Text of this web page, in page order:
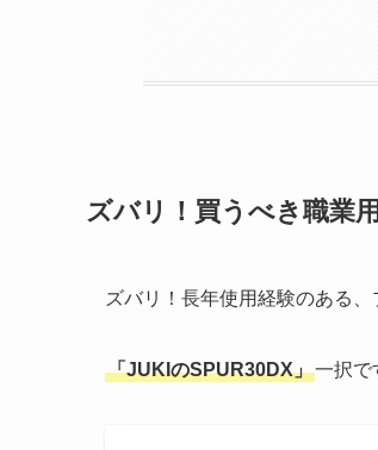
ズバリ！買うべき職業
ズバリ！長年使用経験のある
「JUKIのSPUR30DX」一択で